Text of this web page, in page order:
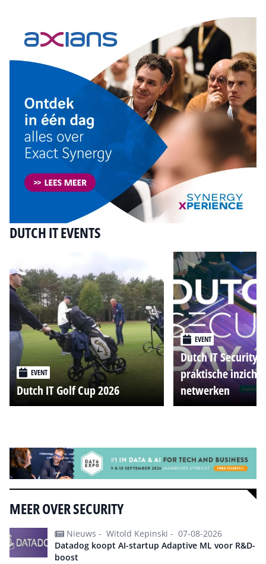
DUTCH IT EVENTS
EVENT
Dutch IT Golf Cup 2026
EVENT
Dutch IT Security
praktische
netwerken
MEER OVER SECURITY
Nieuws - Witold Kepinski - 07-08-2026
Datadog koopt AI-startup Adaptive ML voor R&D-
boost